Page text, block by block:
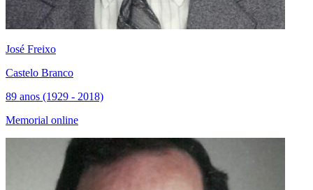
José Freixo
Castelo Branco
89 anos (1929 - 2018)
Memorial online